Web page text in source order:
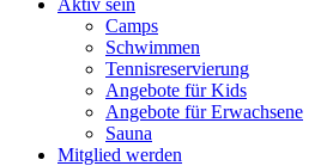
Aktiv sein
Camps
Schwimmen
Tennisreservierung
Angebote für Kids
Angebote für Erwachsene
Sauna
Mitglied werden